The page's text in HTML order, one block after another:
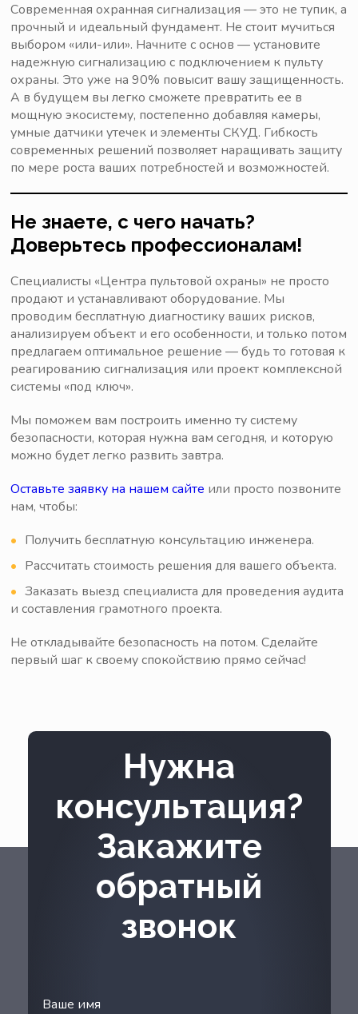
Современная охранная сигнализация — это не тупик, а
прочный и идеальный фундамент. Не стоит мучиться
выбором «или-или». Начните с основ — установите
надежную сигнализацию с подключением к пульту
охраны. Это уже на 90% повысит вашу защищенность.
А в будущем вы легко сможете превратить ее в
мощную экосистему, постепенно добавляя камеры,
умные датчики утечек и элементы СКУД. Гибкость
современных решений позволяет наращивать защиту
по мере роста ваших потребностей и возможностей.
Не знаете, с чего начать?
Доверьтесь профессионалам!
Специалисты «Центра пультовой охраны» не просто
продают и устанавливают оборудование. Мы
проводим бесплатную диагностику ваших рисков,
анализируем объект и его особенности, и только потом
предлагаем оптимальное решение — будь то готовая к
реагированию сигнализация или проект комплексной
системы «под ключ».
Мы поможем вам построить именно ту систему
безопасности, которая нужна вам сегодня, и которую
можно будет легко развить завтра.
Оставьте заявку на нашем сайте или просто позвоните
нам, чтобы:
Получить бесплатную консультацию инженера.
Рассчитать стоимость решения для вашего объекта.
Заказать выезд специалиста для проведения аудита
и составления грамотного проекта.
Не откладывайте безопасность на потом. Сделайте
первый шаг к своему спокойствию прямо сейчас!
Нужна
консультация?
Закажите
обратный
звонок